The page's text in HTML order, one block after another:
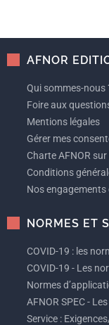
AFNOR
Qui sommes-nous
Foire aux
Mentions légales
Gérer mes
Charte AFNOR
Conditions
Nos engagements
NORMES ET
COVID-19 : les
COVID-19 - Les
Normes
AFNOR SPEC -
Service :